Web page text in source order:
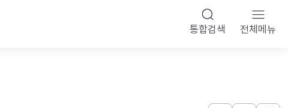
통합검색 전체메뉴